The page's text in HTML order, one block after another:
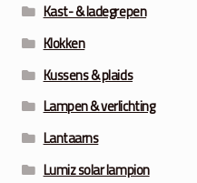
Kast- & ladegrepen
Klokken
Kussens & plaids
Lampen & verlichting
Lantaarns
Lumiz solar lampion